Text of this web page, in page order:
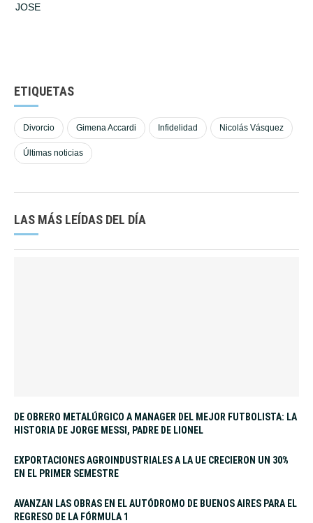
JOSE
ETIQUETAS
Divorcio Gimena Accardi Infidelidad Nicolás Vásquez
Últimas noticias
LAS MÁS LEÍDAS DEL DÍA
DE OBRERO METALÚRGICO A MANAGER DEL MEJOR FUTBOLISTA: LA
HISTORIA DE JORGE MESSI, PADRE DE LIONEL
EXPORTACIONES AGROINDUSTRIALES A LA UE CRECIERON UN 30%
EN EL PRIMER SEMESTRE
AVANZAN LAS OBRAS EN EL AUTÓDROMO DE BUENOS AIRES PARA EL
REGRESO DE LA FÓRMULA 1